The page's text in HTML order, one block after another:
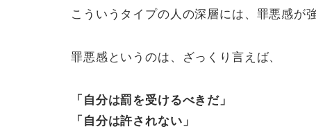
こういうタイプの人の深層には、罪悪感が
罪悪感というのは、ざっくり言えば、
「自分は罰を受けるべきだ」
「自分は許されない」